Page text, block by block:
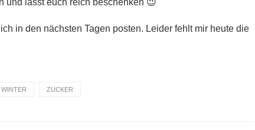
und lasst euch reich beschenken 😉
in den nächsten Tagen posten. Leider fehlt mir heute die
WINTER ZUCKER